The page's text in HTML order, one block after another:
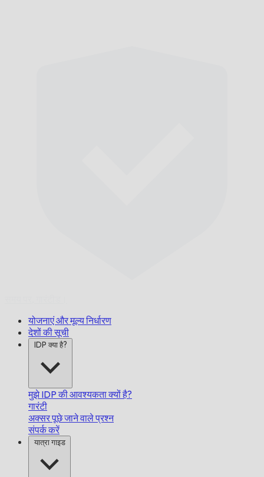
योजनाएं और मूल्य निर्धारण
देशों की सूची
IDP क्या है?
मुझे IDP की आवश्यकता क्यों है?
गारंटी
अक्सर पूछे जाने वाले प्रश्न
संपर्क करें
यात्रा गाइड